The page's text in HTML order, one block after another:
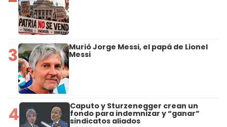
3 Murió Jorge Messi, el papá de Lionel
Messi
4 Caputo y Sturzenegger crean un
fondo para indemnizar y “ganar”
sindicatos aliados